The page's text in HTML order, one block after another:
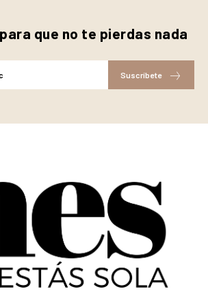
que no te pierdas nada
Suscríbete